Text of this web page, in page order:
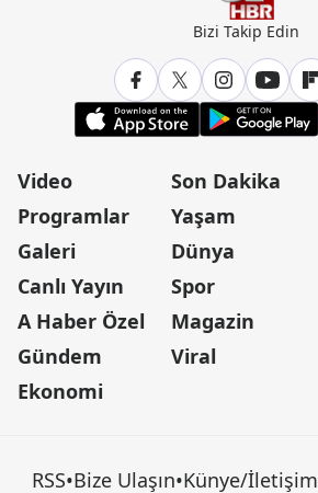
Bizi Takip Edin
Video
Programlar
Galeri
Canlı Yayın
A Haber Özel
Gündem
Ekonomi
Son Dakika
Yaşam
Dünya
Spor
Magazin
Viral
RSS•Bize Ulaşın•Künye/İletişim